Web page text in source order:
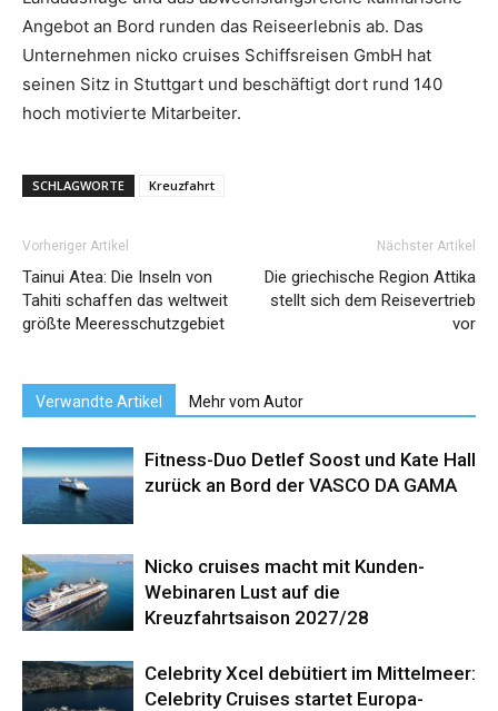
Angebot an Bord runden das Reiseerlebnis ab. Das
Unternehmen nicko cruises Schiffsreisen GmbH hat
seinen Sitz in Stuttgart und beschäftigt dort rund 140
hoch motivierte Mitarbeiter.
SCHLAGWORTE Kreuzfahrt
Vorheriger Artikel
Tainui Atea: Die Inseln von
Tahiti schaffen das weltweit
größte Meeresschutzgebiet
Nächster Artikel
Die griechische Region Attika
stellt sich dem Reisevertrieb
vor
Verwandte Artikel Mehr vom Autor
Fitness-Duo Detlef Soost und Kate Hall
zurück an Bord der VASCO DA GAMA
Nicko cruises macht mit Kunden-
Webinaren Lust auf die
Kreuzfahrtsaison 2027/28
Celebrity Xcel debütiert im Mittelmeer:
Celebrity Cruises startet Europa-